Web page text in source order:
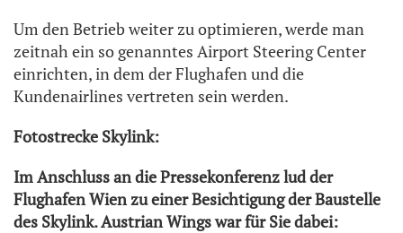
Um den Betrieb weiter zu optimieren, werde man
zeitnah ein so genanntes Airport Steering Center
einrichten, in dem der Flughafen und die
Kundenairlines vertreten sein werden.
Fotostrecke Skylink:
Im Anschluss an die Pressekonferenz lud der
Flughafen Wien zu einer Besichtigung der Baustelle
des Skylink. Austrian Wings war für Sie dabei: